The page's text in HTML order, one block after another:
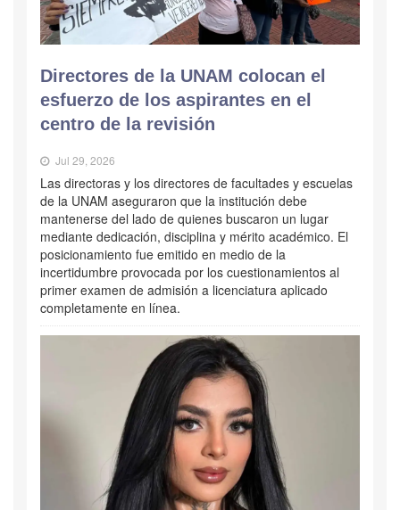
Directores de la UNAM colocan el
esfuerzo de los aspirantes en el
centro de la revisión
Jul 29, 2026
Las directoras y los directores de facultades y escuelas
de la UNAM aseguraron que la institución debe
mantenerse del lado de quienes buscaron un lugar
mediante dedicación, disciplina y mérito académico. El
posicionamiento fue emitido en medio de la
incertidumbre provocada por los cuestionamientos al
primer examen de admisión a licenciatura aplicado
completamente en línea.